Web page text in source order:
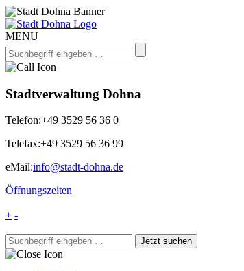
MENU
Stadtverwaltung Dohna
Telefon:+49 3529 56 36 0
Telefax:+49 3529 56 36 99
eMail:info@stadt-dohna.de
Öffnungszeiten
+ -